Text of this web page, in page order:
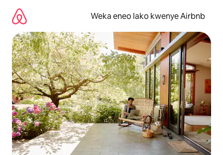
kwenda
kwenye
maudhui
Weka eneo lako kwenye Airbnb